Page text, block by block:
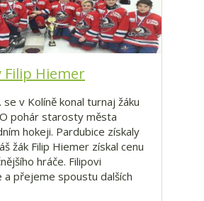
Filip Hiemer
se v Kolíně konal turnaj žáku
pohár starosty města
hokeji. Pardubice získaly
žák Filip Hiemer získal cenu
hráče. Filipovi
a přejeme spoustu dalších